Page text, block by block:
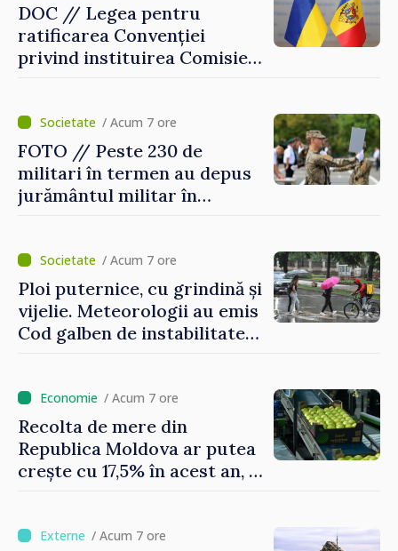
DOC // Legea pentru
ratificarea Convenției
privind instituirea Comisiei
Monitorul Oficial
/ Acum 7 ore
FOTO // Peste 230 de
militari în termen au depus
jurământul militar în
/ Acum 7 ore
Ploi puternice, cu grindină și
vijelie. Meteorologii au emis
Cod galben de instabilitate
/ Acum 7 ore
Recolta de mere din
Republica Moldova ar putea
crește cu 17,5% în acest an, în
/ Acum 7 ore